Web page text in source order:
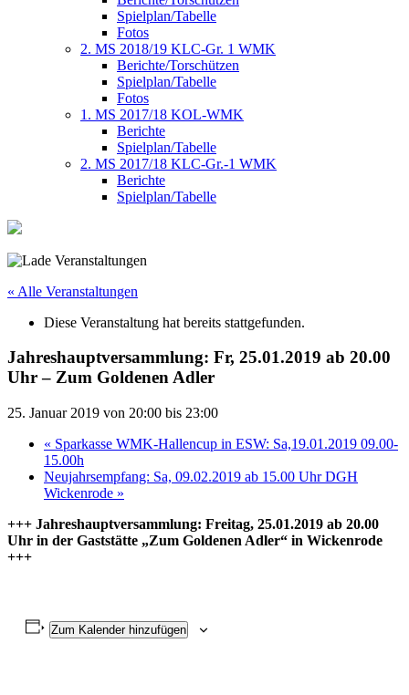
Spielplan/Tabelle
Fotos
2. MS 2018/19 KLC-Gr. 1 WMK
Berichte/Torschützen
Spielplan/Tabelle
Fotos
1. MS 2017/18 KOL-WMK
Berichte
Spielplan/Tabelle
2. MS 2017/18 KLC-Gr.-1 WMK
Berichte
Spielplan/Tabelle
« Alle Veranstaltungen
Diese Veranstaltung hat bereits stattgefunden.
Jahreshauptversammlung: Fr, 25.01.2019 ab 20.00
Uhr – Zum Goldenen Adler
25. Januar 2019 von 20:00 bis 23:00
« Sparkasse WMK-Hallencup in ESW: Sa,19.01.2019 09.00-
15.00h
Neujahrsempfang: Sa, 09.02.2019 ab 15.00 Uhr DGH
Wickenrode »
+++ Jahreshauptversammlung: Freitag, 25.01.2019 ab 20.00
Uhr in der Gaststätte „Zum Goldenen Adler“ in Wickenrode
+++
Zum Kalender hinzufügen